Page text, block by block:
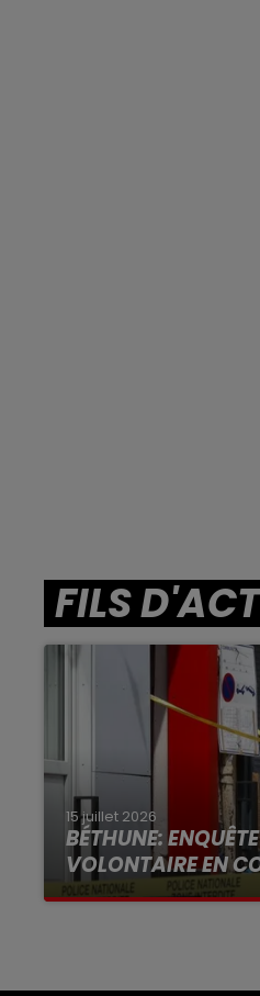
FILS
15 juillet 2026
BÉTHUNE:
VOLONTAIRE EN
Selon les premiers